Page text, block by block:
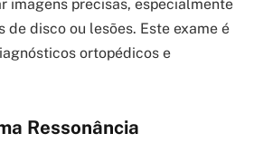
imagens precisas, especialmente
de disco ou lesões. Este exame é
ortopédicos e
Ressonância